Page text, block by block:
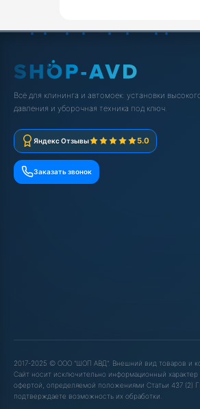
Всё для клининга и автомоек: установки
давления и уборочная техника под ключ.
Яндекс Отзывы 5.0
Заказать звонок
2017-2025 © ООО "ШОП АВД". Внешний вид товаров и
Сайт носит исключительно информационный
офертой, определяемой положениями Статьи 437 (2)
подтверждаете возможность их обработки.